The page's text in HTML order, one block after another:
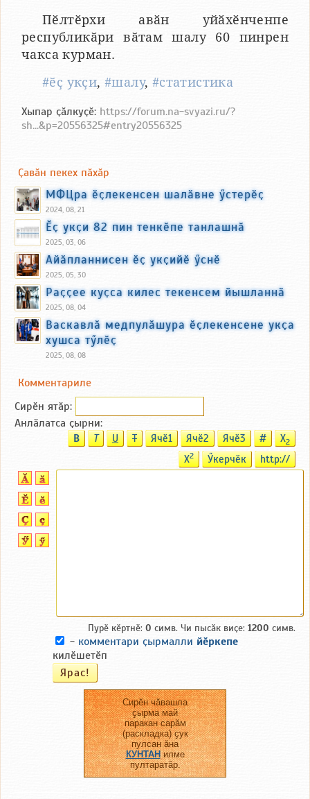
Пӗлтӗрхи авӑн уйӑхӗнченпе
республикӑри вӑтам шалу 60 пинрен
чакса курман.
#ӗҫ укҫи,#шалу, #статистика
Хыпар ҫӑлкуҫӗ: https://forum.na-svyazi.ru/?
sh...&p=20556325#entry20556325
Ҫавӑн пекех пӑхӑр
МФЦра ӗҫлекенсен шалӑвне ӳстерӗҫ
2024, 08, 21
Ӗҫ укҫи 82 пин тенкӗпе танлашнӑ
2025, 03, 06
Айӑпланнисен ӗҫ укҫийӗ ӳснӗ
2025, 05, 30
Раҫҫее куҫса килес текенсем йышланнӑ
2025, 08, 04
Васкавлӑ медпулӑшура ӗҫлекенсене укҫа
хушса тӳлӗҫ
2025, 08, 08
Комментариле
Сирӗн ятӑp:
Анлӑлатса ҫырни:
B T U T Ячӗ1 Ячӗ2 Ячӗ3 # X2
X2 Ӳкерчӗк http://
Пурӗ кӗртнӗ: 0 симв. Чи пысӑк виҫе: 1200 симв.
- комментари ҫырмалли йӗркепе
килӗшетӗп
Сирӗн чӑвашла
ҫырма май
паракан сарӑм
(раскладка) ҫук
пулсан ӑна
КУНТАНилме
пултаратӑр.